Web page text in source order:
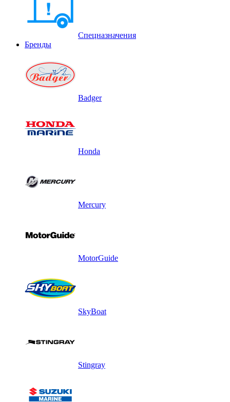
Спецназначения
Бренды
Badger
Honda
Mercury
MotorGuide
SkyBoat
Stingray